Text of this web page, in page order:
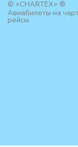
© «CHARTEX» ®
Авиабилеты на
рейсы